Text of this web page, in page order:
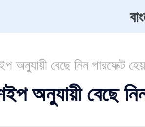
অনুযায়ী বেছে নিন পারফেক্ট
অনুযায়ী বেছে